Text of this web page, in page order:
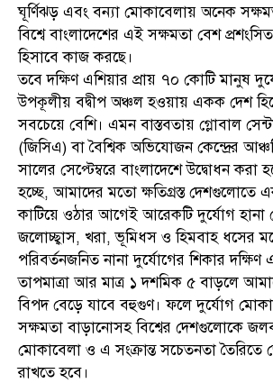
ঘূর্ণিঝড় এবং বন্যা মোকাবেলায় অনেক
বিশ্বে বাংলাদেশের এই সক্ষমতা বেশ
হিসাবে কাজ করছে।
তবে দক্ষিণ এশিয়ার প্রায় ৭০ কোটি মানুষ
উপকূলীয় বদ্বীপ অঞ্চল হওয়ায় একক দেশ
সবচেয়ে বেশি। এমন বাস্তবতায় গ্লোবাল
(জিসিএ) বা বৈশ্বিক অভিযোজন কেন্দ্রের
সালের সেপ্টেম্বরে বাংলাদেশে উদ্বোধন করা
হচ্ছে, আমাদের মতো ক্ষতিগ্রস্ত দেশগুলোতে
কাটিয়ে ওঠার আগেই আরেকটি দুর্যোগ হানা
জলোচ্ছ্বাস, খরা, ভূমিধস ও হিমবাহ ধসের
পরিবর্তনজনিত নানা দুর্যোগের শিকার দক্ষিণ
তাপমাত্রা আর মাত্র ১ দশমিক ৫ বাড়লে
বিপদ বেড়ে যাবে বহুগুণ। ফলে দুর্যোগ
সক্ষমতা বাড়ানোসহ বিশ্বের দেশগুলোকে
মোকাবেলা ও এ সংক্রান্ত সচেতনতা
রাখতে হবে।